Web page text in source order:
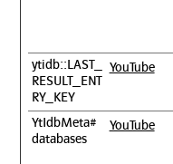
ytidb::LAST_
RESULT_ENT
RY_KEY
YouTube
YtIdbMeta#
databases
YouTube